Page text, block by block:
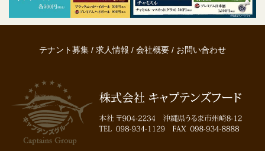
テナント募集 / 求人情報 / 会社概要 / お問い合わせ